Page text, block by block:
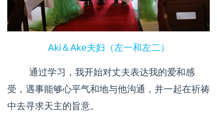
Aki＆Ake夫妇（左一和左二）
通过学习，我开始对丈夫表达我的爱和感
受，遇事能够心平气和地与他沟通，并一起在祈祷
中去寻求天主的旨意。